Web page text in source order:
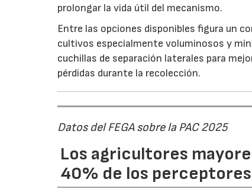
prolongar la vida útil del mecanismo.
Entre las opciones disponibles figura un
cultivos especialmente voluminosos y
cuchillas de separación laterales para
pérdidas durante la recolección.
Datos del FEGA sobre la PAC 2025
Los agricultores
40% de los perceptores